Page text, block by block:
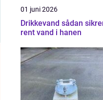
01 juni 2026
Drikkevand sådan sikrer vi
rent vand i hanen